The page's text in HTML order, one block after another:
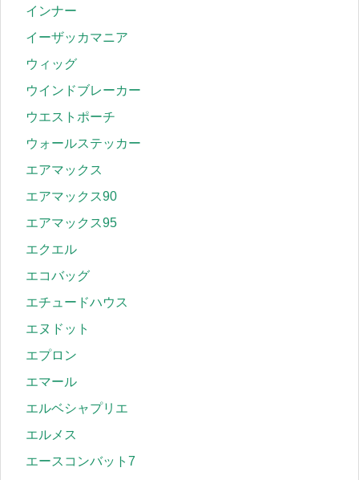
インナー
イーザッカマニア
ウィッグ
ウインドブレーカー
ウエストポーチ
ウォールステッカー
エアマックス
エアマックス90
エアマックス95
エクエル
エコバッグ
エチュードハウス
エヌドット
エプロン
エマール
エルベシャプリエ
エルメス
エースコンバット7